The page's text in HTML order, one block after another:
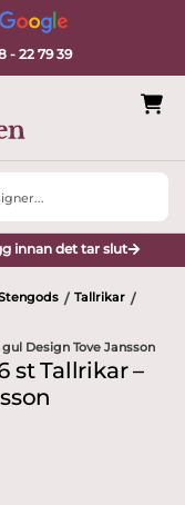
- 22 79 39
innan det tar slut
/ Tallrikar /
Design Tove Jansson
st Tallrikar –